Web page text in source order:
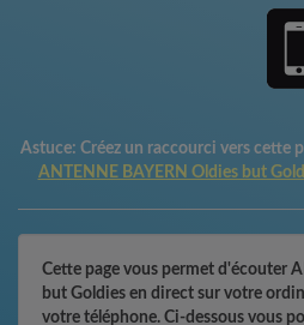
Astuce: Créez un raccourci vers cette
ANTENNE BAYERN Oldies but
Cette page vous permet d'écouter
but Goldies en direct sur votre
votre téléphone. Ci-dessous vous